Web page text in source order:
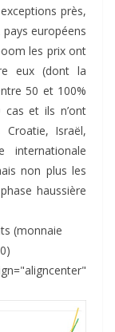
près,
européens
les prix ont
eux (dont la
50 et 100%
et ils n’ont
Croatie, Israël,
internationale
non plus les
haussière
(monnaie